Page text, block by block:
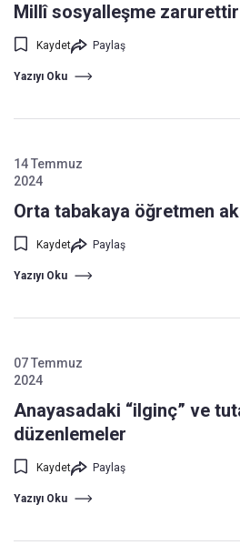
Millî sosyalleşme zarurettir
Kaydet Paylaş
Yazıyı Oku
14 Temmuz
2024
Orta tabakaya öğretmen
Kaydet Paylaş
Yazıyı Oku
07 Temmuz
2024
Anayasadaki “ilginç” ve
düzenlemeler
Kaydet Paylaş
Yazıyı Oku